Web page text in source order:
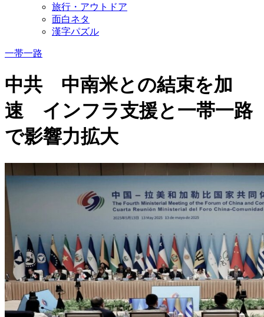
旅行・アウトドア
面白ネタ
漢字パズル
一帯一路
中共 中南米との結束を加
速 インフラ支援と一帯一路
で影響力拡大